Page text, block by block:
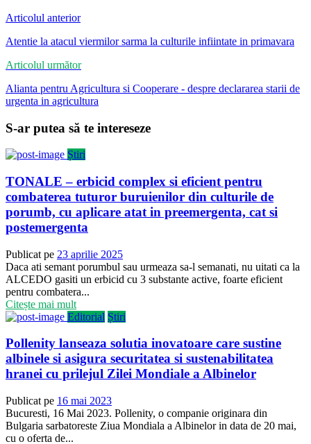
Articolul anterior
Atentie la atacul viermilor sarma la culturile infiintate in primavara
Articolul următor
Alianta pentru Agricultura si Cooperare - despre declararea starii de
urgenta in agricultura
S-ar putea să te intereseze
Știri
TONALE – erbicid complex si eficient pentru
combaterea tuturor buruienilor din culturile de
porumb, cu aplicare atat in preemergenta, cat si
postemergenta
Publicat pe 23 aprilie 2025
Daca ati semant porumbul sau urmeaza sa-l semanati, nu uitati ca la
ALCEDO gasiti un erbicid cu 3 substante active, foarte eficient
pentru combatera...
Citește mai mult
Editorial Știri
Pollenity lanseaza solutia inovatoare care sustine
albinele si asigura securitatea si sustenabilitatea
hranei cu prilejul Zilei Mondiale a Albinelor
Publicat pe 16 mai 2023
Bucuresti, 16 Mai 2023. Pollenity, o companie originara din
Bulgaria sarbatoreste Ziua Mondiala a Albinelor in data de 20 mai,
cu o oferta de...